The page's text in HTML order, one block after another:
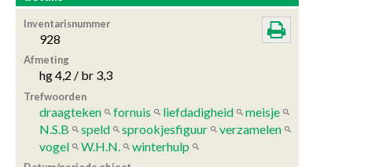
Inventarisnummer
928
Afmeting
hg 4,2 / br 3,3
Trefwoorden
draagteken fornuis liefdadigheid
meisje
N.S.B
speld sprookjesfiguur
verzamelen
vogel
W.H.N. winterhulp